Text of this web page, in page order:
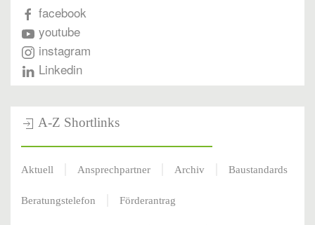
facebook
youtube
instagram
Linkedin
A-Z Shortlinks
Aktuell Ansprechpartner Archiv Baustandards
Beratungstelefon Förderantrag